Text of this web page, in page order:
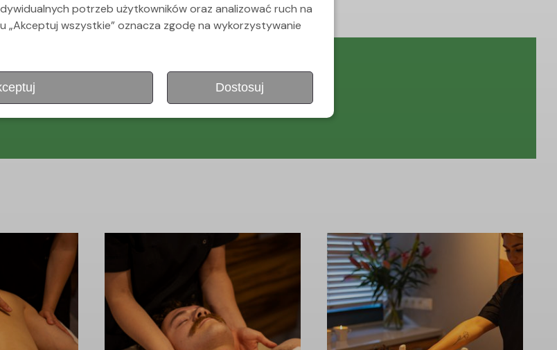
potrzeb użytkowników oraz analizować ruch na
„Akceptuj wszystkie” oznacza zgodę na wykorzystywanie
Dostosuj